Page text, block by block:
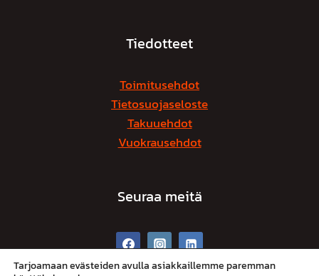
Tiedotteet
Toimitusehdot
Tietosuojaseloste
Takuuehdot
Vuokrausehdot
Seuraa meitä
Tarjoamaan evästeiden avulla asiakkaillemme paremman